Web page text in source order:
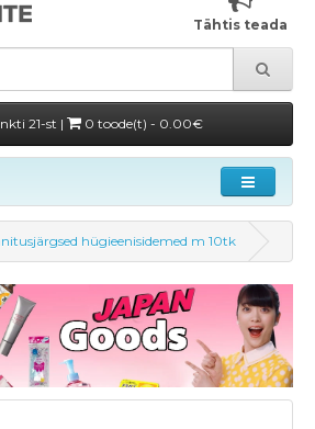
Tähtis teada
21-st | 0 toode(t) - 0.00€
hügieenisidemed m 10tk